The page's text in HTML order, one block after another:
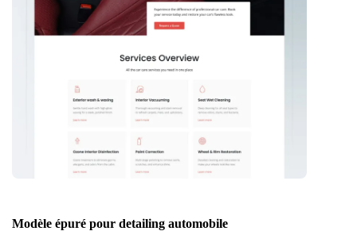
Modèle épuré pour detailing automobile